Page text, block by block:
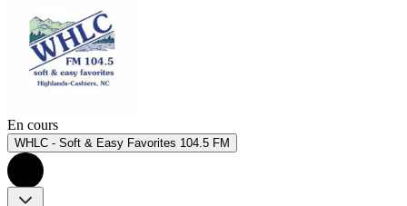
En cours
WHLC - Soft & Easy Favorites 104.5 FM